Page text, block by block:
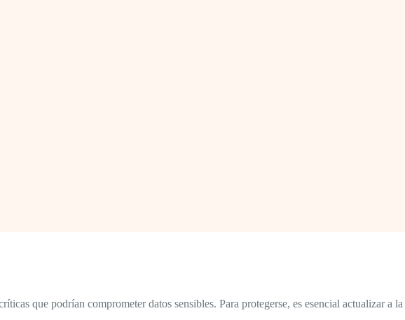
que podrían comprometer datos sensibles. Para protegerse, es esencial actualizar a la